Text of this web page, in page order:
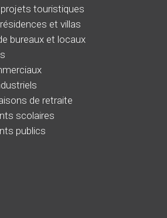
touristiques
et villas
bureaux et locaux
de retraite
scolaires
publics